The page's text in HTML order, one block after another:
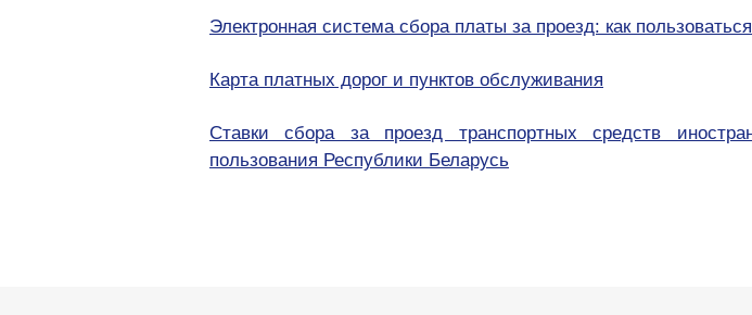
Электронная система сбора платы за проезд: как
Карта платных дорог и пунктов обслуживания
Ставки сбора за проезд транспортных средств
пользования Республики Беларусь